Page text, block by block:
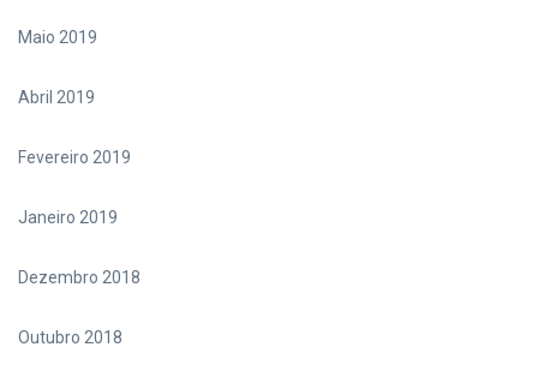
Maio 2019
Abril 2019
Fevereiro 2019
Janeiro 2019
Dezembro 2018
Outubro 2018